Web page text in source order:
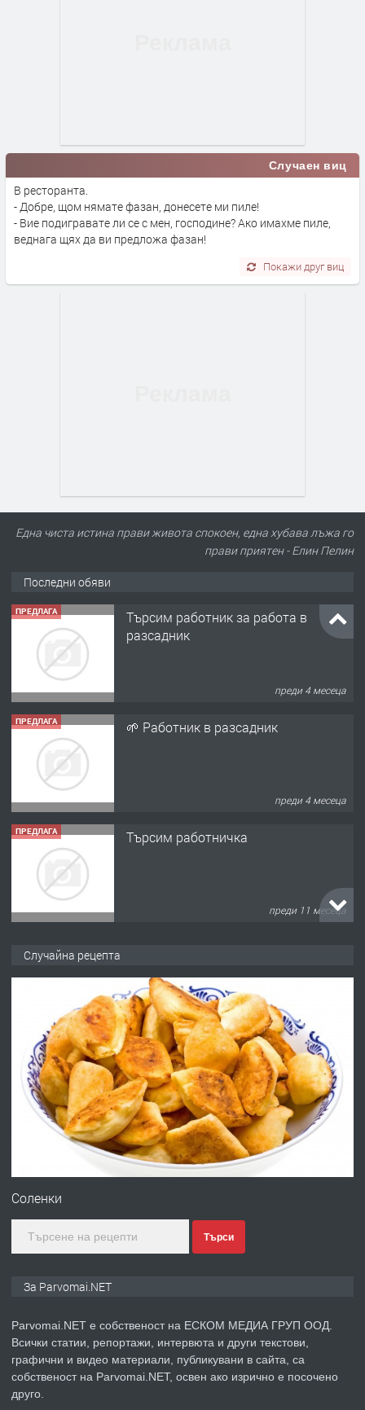
Случаен виц
В ресторанта.
- Добре, щом нямате фазан, донесете ми пиле!
- Вие подигравате ли се с мен, господине? Ако имахме пиле,
веднага щях да ви предложа фазан!
Покажи друг виц
Една чиста истина прави живота спокоен, една хубава лъжа го
прави приятен - Елин Пелин
Последни обяви
ПРЕДЛАГА
Търсим работник за работа в
разсадник
преди 4 месеца
ПРЕДЛАГА 🌱 Работник в разсадник
преди 4 месеца
ПРЕДЛАГА Търсим работничка
преди 11 месеца
преди 1 година
ПРЕДЛАГА Работа за общи работници
преди 1 година
Първи поход "По стъпките на Ангел
преди 1 година
ПРЕДЛАГА Уроци по Математика
Случайна рецепта
Соленки
Търси
За Parvomai.NET
Parvomai.NET е собственост на ЕСКОМ МЕДИА ГРУП ООД.
Всички статии, репортажи, интервюта и други текстови,
графични и видео материали, публикувани в сайта, са
собственост на Parvomai.NET, освен ако изрично е посочено
друго.